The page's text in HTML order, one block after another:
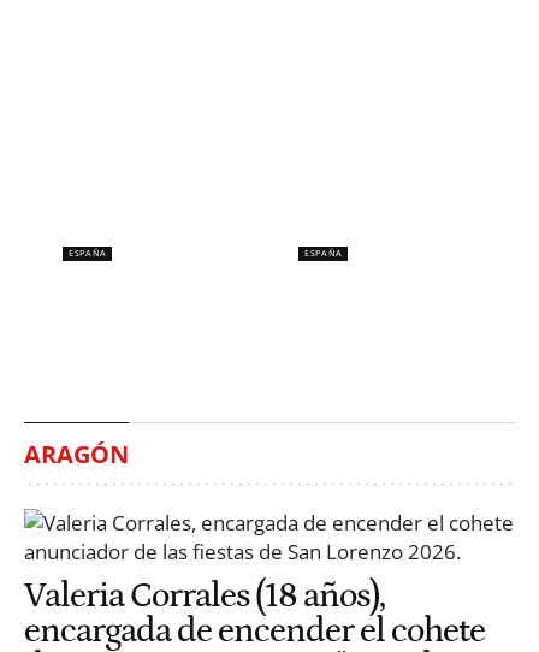
ESPAÑA ESPAÑA
ARAGÓN
Valeria Corrales (18 años),
encargada de encender el cohete